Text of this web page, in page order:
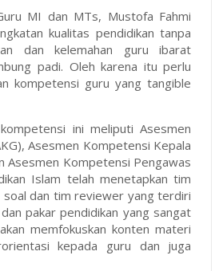
MI dan MTs, Mustofa Fahmi
kualitas pendidikan tanpa
dan kelemahan guru ibarat
padi. Oleh karena itu perlu
kompetensi guru yang tangible
ini meliputi Asesmen
Asesmen Kompetensi Kepala
Asesmen Kompetensi Pengawas
Islam telah menetapkan tim
soal dan tim reviewer yang terdiri
pakar pendidikan yang sangat
memfokuskan konten materi
kepada guru dan juga